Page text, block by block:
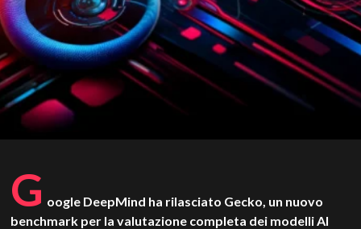
G oogle DeepMind ha rilasciato Gecko, un nuovo
benchmark per la valutazione completa dei modelli AI